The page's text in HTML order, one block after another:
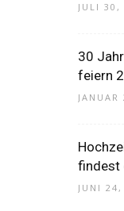
JULI 30,
30
feiern
findest
JUNI